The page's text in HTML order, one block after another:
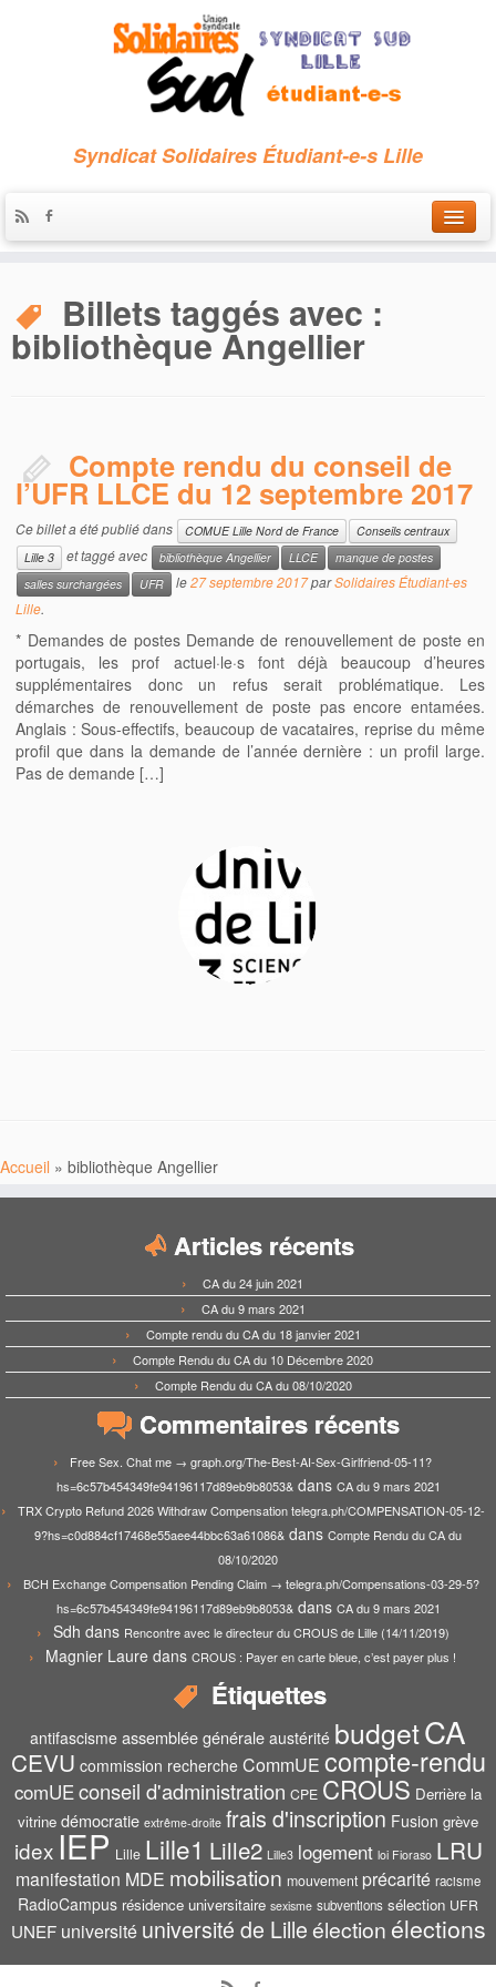
Syndicat Solidaires Étudiant-e-s Lille
Qui sommes-nous ?
Nous contacter
Billets taggés avec :
bibliothèque Angellier
Compte rendu du conseil de
l’UFR LLCE du 12 septembre 2017
Ce billet a été publié dans COMUE Lille Nord de France
Conseils centraux
Lille 3
et taggé avec bibliothèque Angellier LLCE
manque de postes
salles surchargées
UFR le27 septembre 2017parSolidaires Étudiant-es
Lille.
* Demandes de postes Demande de renouvellement de poste en
portugais, les prof actuel·le·s font déjà beaucoup d’heures
supplémentaires donc un refus serait problématique. Les
démarches de renouvellement de poste pas encore entamées.
Anglais : Sous-effectifs, beaucoup de vacataires, reprise du même
profil que dans la demande de l’année dernière : un profil large.
Pas de demande […]
Accueil » bibliothèque Angellier
Articles récents
CA du 24 juin 2021
CA du 9 mars 2021
Compte rendu du CA du 18 janvier 2021
Compte Rendu du CA du 10 Décembre 2020
Compte Rendu du CA du 08/10/2020
Commentaires récents
Free Sex. Chat me → graph.org/The-Best-AI-Sex-Girlfriend-05-11?
hs=6c57b454349fe94196117d89eb9b8053&dans CA du 9 mars 2021
TRX Crypto Refund 2026 Withdraw Compensation telegra.ph/COMPENSATION-05-12-
9?hs=c0d884cf17468e55aee44bbc63a61086& dans Compte Rendu du CA du
08/10/2020
BCH Exchange Compensation Pending Claim → telegra.ph/Compensations-03-29-5?
hs=6c57b454349fe94196117d89eb9b8053&dans CA du 9 mars 2021
Sdh dans Rencontre avec le directeur du CROUS de Lille (14/11/2019)
Magnier Laure dans CROUS : Payer en carte bleue, c’est payer plus !
Étiquettes
antifascisme assemblée générale austérité budgetCA
CEVU commission recherche CommUE compte-rendu
comUEconseil d'administration CPE CROUS Derrière la
vitrine démocratie extrême-droite frais d'inscription Fusion grève
idex IEP Lille Lille1 Lille2 Lille3 logement loi Fioraso LRU
manifestation MDE mobilisation mouvement précarité racisme
RadioCampus résidence universitaire sexisme subventions sélection UFR
UNEF université université de Lilleélection élections